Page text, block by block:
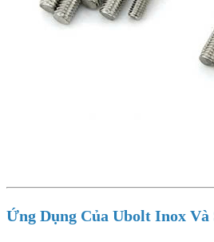
Ứng Dụng Của Ubolt Inox Và